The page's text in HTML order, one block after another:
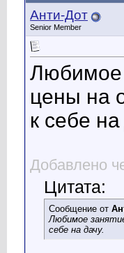
Анти-Дот
Senior Member
Любимое
цены на
к себе на
Добавлено
Цитата:
Сообщение от
Любимое
себе на дачу.